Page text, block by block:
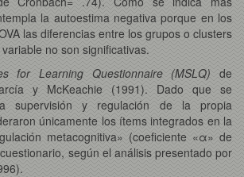
la autoestima negativa porque en los
las diferencias entre los grupos o clusters
no son significativas.
for Learning Questionnaire (MSLQ) de
y McKeachie (1991). Dado que se
supervisión y regulación de la propia
únicamente los ítems integrados en la
metacognitiva» (coeficiente «α» de
según el análisis presentado por